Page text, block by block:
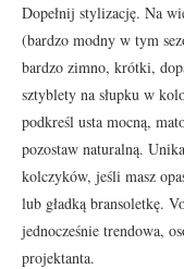
Dopełnij stylizację. Na
(bardzo modny w tym
bardzo zimno, krótki,
sztyblety na słupku w
podkreśl usta mocną,
pozostaw naturalną.
kolczyków, jeśli masz
lub gładką bransoletkę.
jednocześnie trendowa,
projektanta.